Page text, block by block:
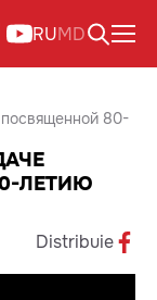
RUMD
80-
ЛЕТИЮ
Distribuie